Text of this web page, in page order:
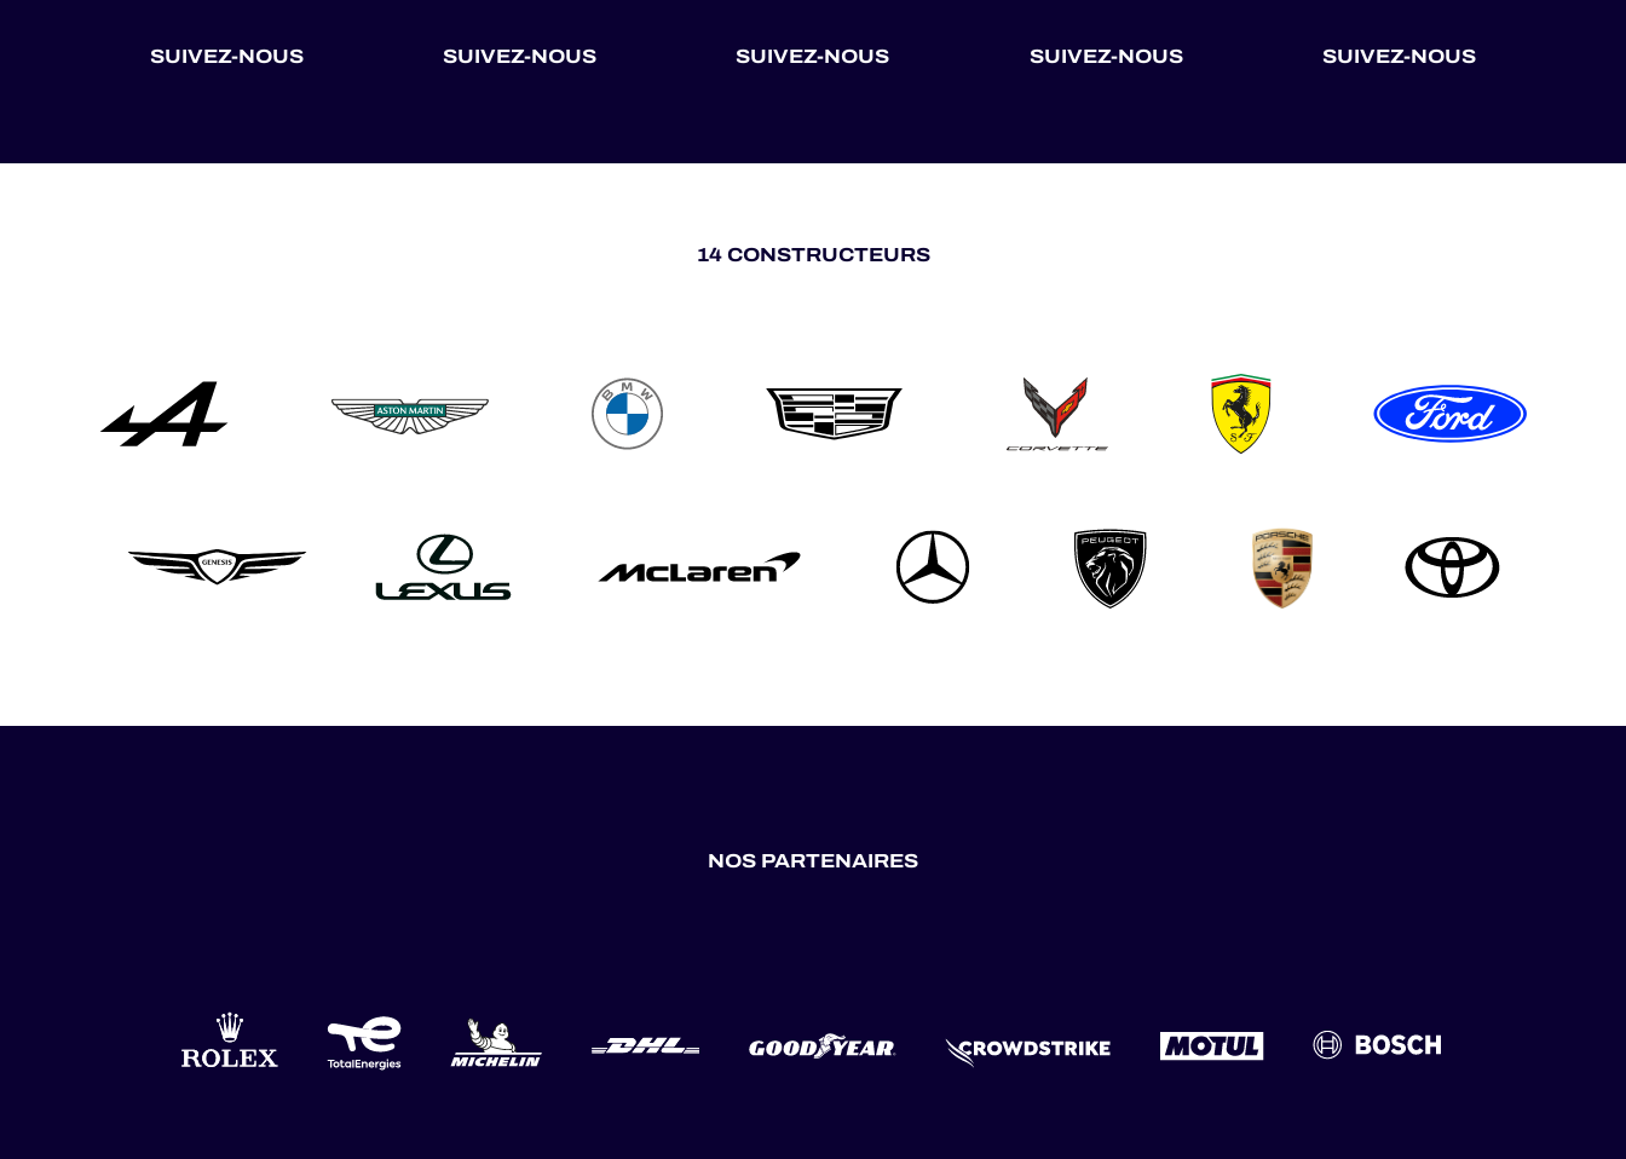
SUIVEZ-NOUS SUIVEZ-NOUS SUIVEZ-NOUS SUIVEZ-NOUS SUIVEZ-NOUS
14 CONSTRUCTEURS
NOS PARTENAIRES